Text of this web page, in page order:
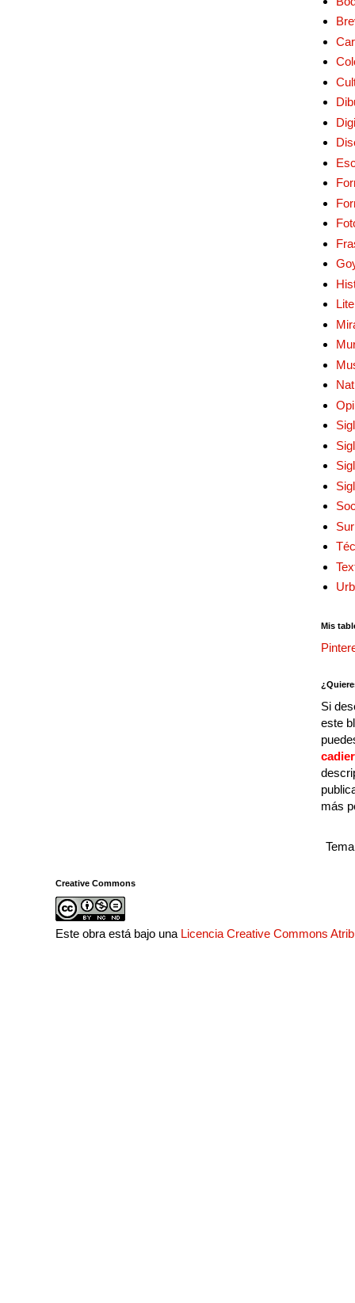
Mis
Si
este
más
Creative Commons
Este obra está bajo una Licencia Creative Commons